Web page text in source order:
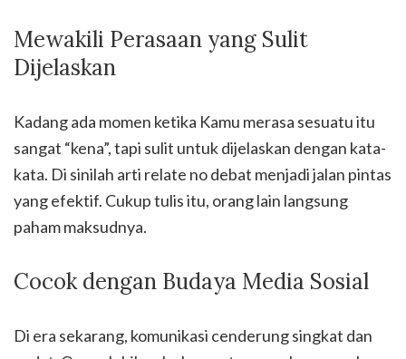
Mewakili Perasaan yang Sulit
Dijelaskan
Kadang ada momen ketika Kamu merasa sesuatu itu
sangat “kena”, tapi sulit untuk dijelaskan dengan kata-
kata. Di sinilah arti relate no debat menjadi jalan pintas
yang efektif. Cukup tulis itu, orang lain langsung
paham maksudnya.
Cocok dengan Budaya Media Sosial
Di era sekarang, komunikasi cenderung singkat dan